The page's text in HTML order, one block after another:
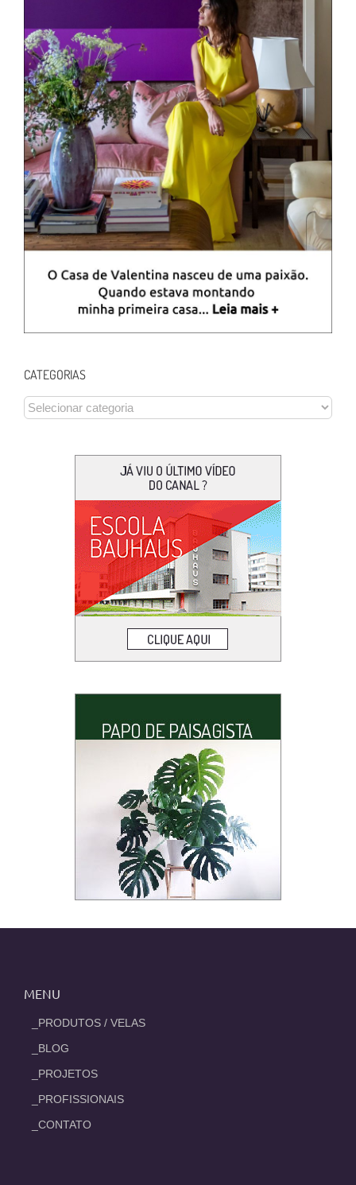
CATEGORIAS
CATEGORIAS
MENU
_PRODUTOS / VELAS
_BLOG
_PROJETOS
_PROFISSIONAIS
_CONTATO